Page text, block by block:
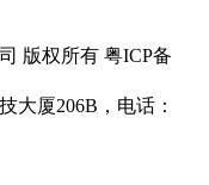
版权所有 粤ICP备
大厦206B，电话：